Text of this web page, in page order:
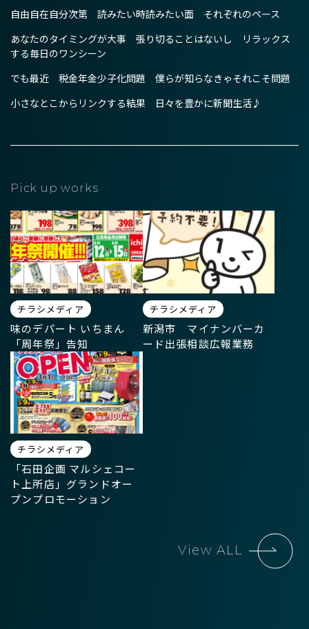
自由自在自分次第 読みたい時読みたい面 それぞれのペース
あなたのタイミングが大事 張り切ることはないし リラックス
する毎日のワンシーン
でも最近 税金年金少子化問題 僕らが知らなきゃそれこそ問題
小さなとこからリンクする結果 日々を豊かに新聞生活♪
Pick up works
チラシメディア
味のデパート いちまん
「周年祭」告知
チラシメディア
新潟市 マイナンバーカ
ード出張相談広報業務
チラシメディア
「石田企画 マルシェコー
ト上所店」グランドオー
プンプロモーション
View ALL